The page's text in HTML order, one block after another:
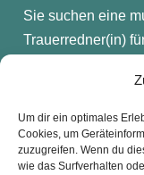
Um dir ein optimales
Cookies, um
zuzugreifen. Wenn du
wie das Surfverhalten
Sie suchen eine
Trauerredner(in)